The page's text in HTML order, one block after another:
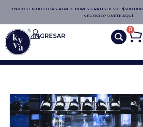
ENVÍOS EN BOGOTÁ Y ALREDEDORES GRATIS DESDE $300.000
NEGOCIO? ÚNETE AQUÍ.
INGRESAR
0